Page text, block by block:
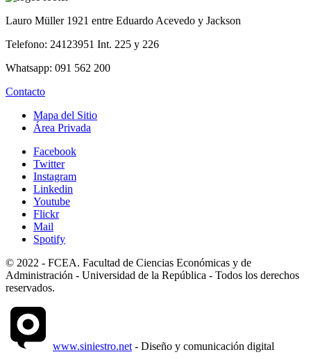
Lauro Müller 1921 entre Eduardo Acevedo y Jackson
Telefono: 24123951 Int. 225 y 226
Whatsapp: 091 562 200
Contacto
Mapa del Sitio
Área Privada
Facebook
Twitter
Instagram
Linkedin
Youtube
Flickr
Mail
Spotify
© 2022 - FCEA. Facultad de Ciencias Económicas y de
Administración - Universidad de la República - Todos los derechos
reservados.
www.siniestro.net - Diseño y comunicación digital